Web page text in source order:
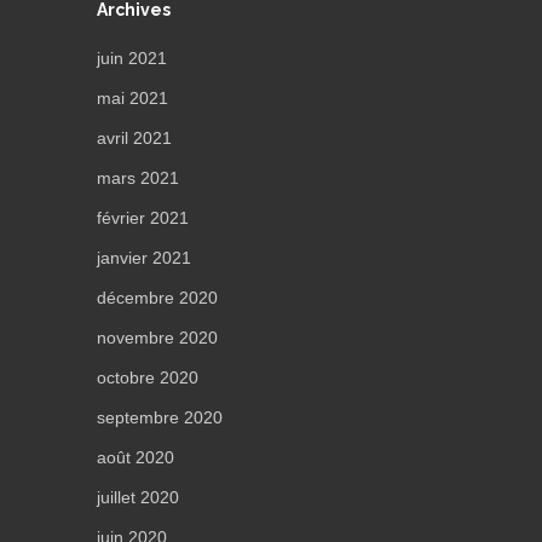
Archives
juin 2021
mai 2021
avril 2021
mars 2021
février 2021
janvier 2021
décembre 2020
novembre 2020
octobre 2020
septembre 2020
août 2020
juillet 2020
juin 2020